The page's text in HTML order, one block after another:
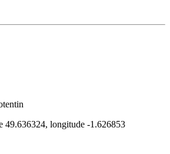
49.636324, longitude -1.626853